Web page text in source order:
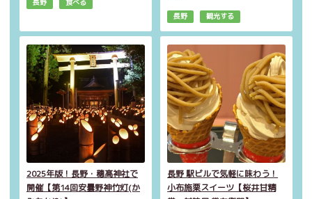
長野 食べる
長野 観光する
2025年版！長野・穗髙神社で
開催【第14回安曇野神竹灯(か
長野 駅ビルで気軽に味わう！
小布施栗スイーツ【桜井甘精